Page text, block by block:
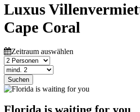
Luxus
Cape Coral
Zeitraum auswählen
Suchen
Florida is waiting for you